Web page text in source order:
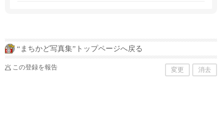
“まちかど写真集”トップページへ戻る
この登録を報告 変更 消去